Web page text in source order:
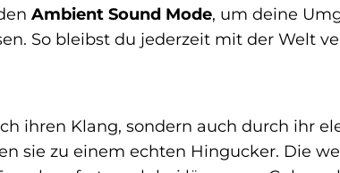
Ambient Sound Mode, um deine
So bleibst du jederzeit mit der Welt
ihren Klang, sondern auch durch ihr
sie zu einem echten Hingucker. Die